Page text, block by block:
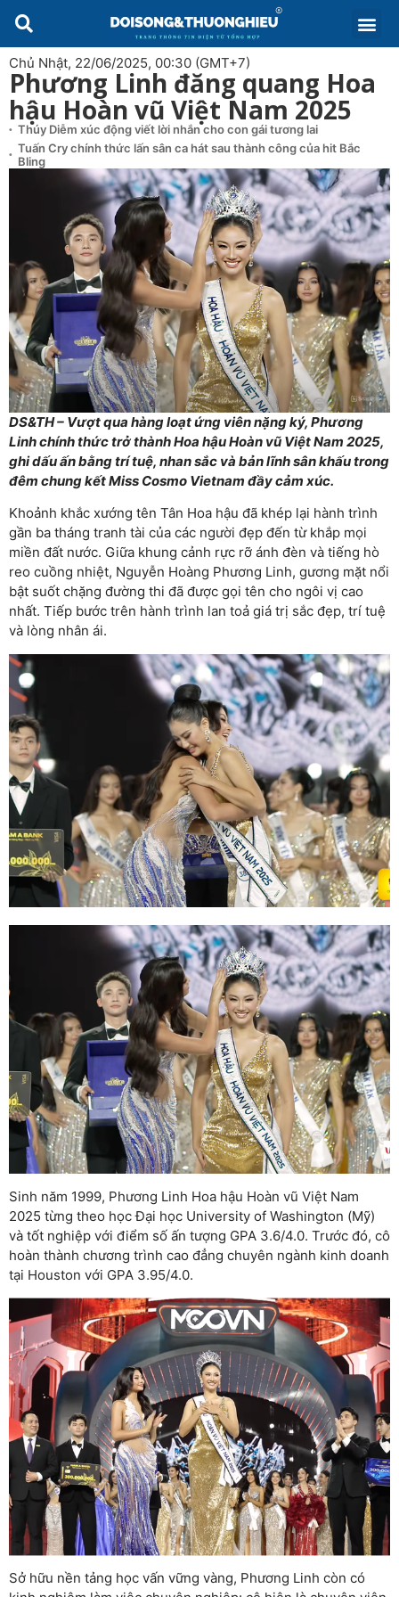
Chủ Nhật, 22/06/2025, 00:30 (GMT+7)
Phương Linh đăng quang Hoa
hậu Hoàn vũ Việt Nam 2025
Thúy Diễm xúc động viết lời nhắn cho con gái tương lai
Tuấn Cry chính thức lấn sân ca hát sau thành công của hit Bắc
Bling
DS&TH – Vượt qua hàng loạt ứng viên nặng ký, Phương
Linh chính thức trở thành Hoa hậu Hoàn vũ Việt Nam 2025,
ghi dấu ấn bằng trí tuệ, nhan sắc và bản lĩnh sân khấu trong
đêm chung kết Miss Cosmo Vietnam đầy cảm xúc.
Khoảnh khắc xướng tên Tân Hoa hậu đã khép lại hành trình
gần ba tháng tranh tài của các người đẹp đến từ khắp mọi
miền đất nước. Giữa khung cảnh rực rỡ ánh đèn và tiếng hò
reo cuồng nhiệt, Nguyễn Hoàng Phương Linh, gương mặt nổi
bật suốt chặng đường thi đã được gọi tên cho ngôi vị cao
nhất. Tiếp bước trên hành trình lan toả giá trị sắc đẹp, trí tuệ
và lòng nhân ái.
Sinh năm 1999, Phương Linh Hoa hậu Hoàn vũ Việt Nam
2025 từng theo học Đại học University of Washington (Mỹ)
và tốt nghiệp với điểm số ấn tượng GPA 3.6/4.0. Trước đó, cô
hoàn thành chương trình cao đẳng chuyên ngành kinh doanh
tại Houston với GPA 3.95/4.0.
Sở hữu nền tảng học vấn vững vàng, Phương Linh còn có